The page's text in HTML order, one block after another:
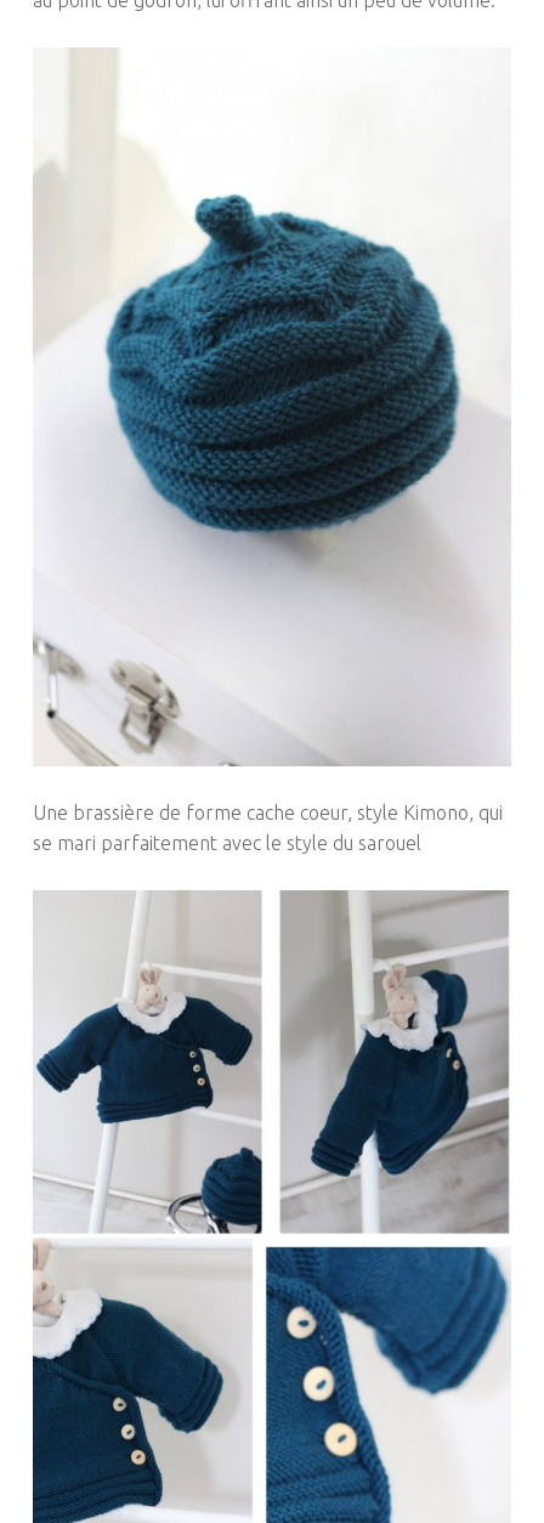
Une brassière de forme cache coeur, style Kimono, qui
se mari parfaitement avec le style du sarouel